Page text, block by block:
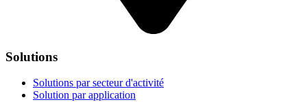
Solutions
Solutions par secteur d'activité
Solution par application